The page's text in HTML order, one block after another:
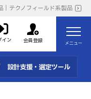
｜テクノフィールド系製品
イン 会員登録 メニュー
設計支援・選定ツール
取説
ご質問・FAQ